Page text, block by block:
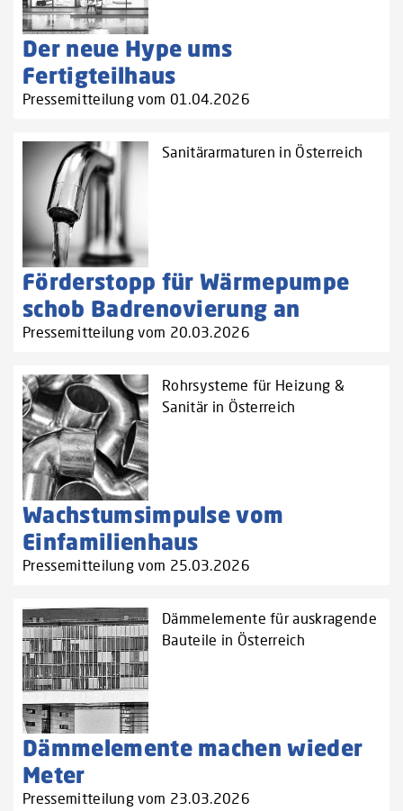
Der neue Hype ums
Fertigteilhaus
Pressemitteilung vom 01.04.2026
Sanitärarmaturen in Österreich
Förderstopp für Wärmepumpe
schob Badrenovierung an
Pressemitteilung vom 20.03.2026
Rohrsysteme für Heizung &
Sanitär in Österreich
Wachstumsimpulse vom
Einfamilienhaus
Pressemitteilung vom 25.03.2026
Dämmelemente für auskragende
Bauteile in Österreich
Dämmelemente machen wieder
Meter
Pressemitteilung vom 23.03.2026